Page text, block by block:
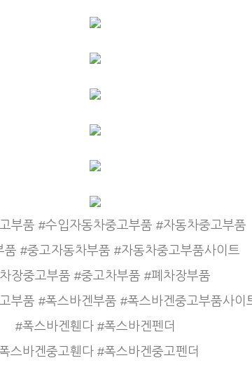
부품 #수입자동차중고부품 #자동차중고부품
품 #중고자동차부품 #자동차중고부품사이트
장중고부품 #중고차부품 #폐차장부품
부품 #폭스바겐부품 #폭스바겐중고부품사이
#폭스바겐휀다 #폭스바겐펜더
스바겐중고휀다 #폭스바겐중고펜더